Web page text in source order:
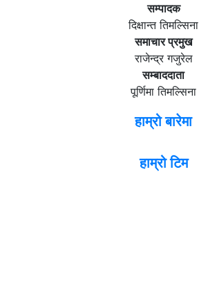
सम्पादक
दिक्षान्त तिमल्सिना
समाचार प्रमुख
राजेन्द्र गजुरेल
सम्बाददाता
पूर्णिमा तिमल्सिना
हाम्रो बारेमा
हाम्रो टिम